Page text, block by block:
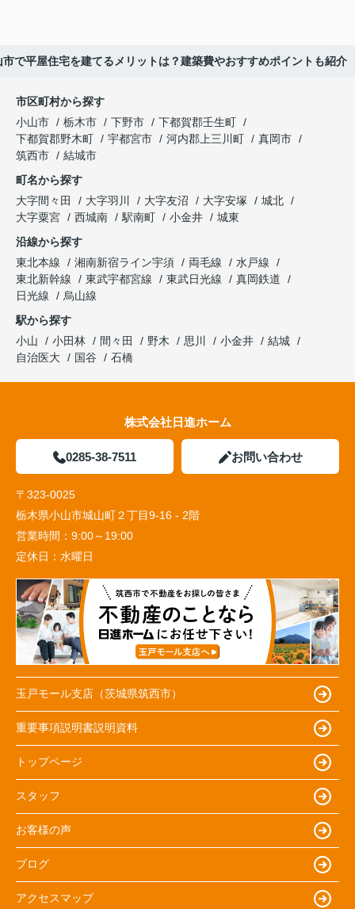
市で平屋住宅を建てるメリットは？建築費やおすすめポイントも紹介
市区町村から探す
小山市
栃木市 下野市
下都賀郡壬生町
下都賀郡野木町
宇都宮市 河内郡上三川町
真岡市
筑西市
結城市
町名から探す
大字間々田
大字羽川 大字友沼 大字安塚
城北
大字粟宮
西城南 駅南町 小金井
城東
沿線から探す
東北本線
湘南新宿ライン宇須 両毛線
水戸線
東北新幹線
東武宇都宮線 東武日光線
真岡鉄道
日光線
烏山線
駅から探す
小山
小田林 間々田 野木 思川 小金井
結城
自治医大
国谷 石橋
株式会社日進ホーム
0285-38-7511 お問い合わせ
〒323-0025
栃木県小山市城山町２丁目9-16 - 2階
営業時間： 9:00～19:00
定休日： 水曜日
玉戸モール支店（茨城県筑西市）
重要事項説明書説明資料
トップページ
スタッフ
お客様の声
ブログ
アクセスマップ